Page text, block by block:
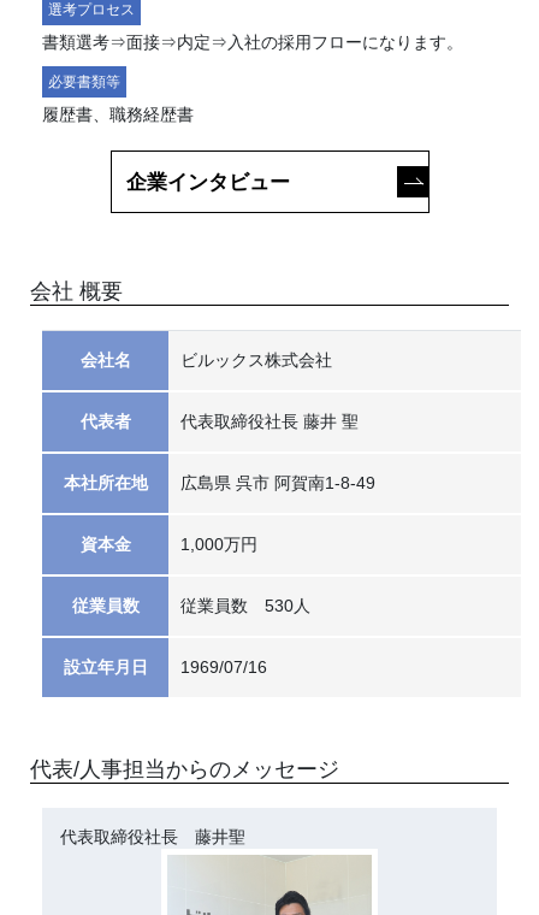
選考プロセス
書類選考⇒面接⇒内定⇒入社の採用フローになります。
必要書類等
履歴書、職務経歴書
企業インタビュー
会社 概要
会社名 ビルックス株式会社
代表者 代表取締役社長 藤井 聖
本社所在地 広島県 呉市 阿賀南1-8-49
資本金 1,000万円
従業員数 従業員数 530人
設立年月日 1969/07/16
代表/人事担当からのメッセージ
代表取締役社長 藤井聖